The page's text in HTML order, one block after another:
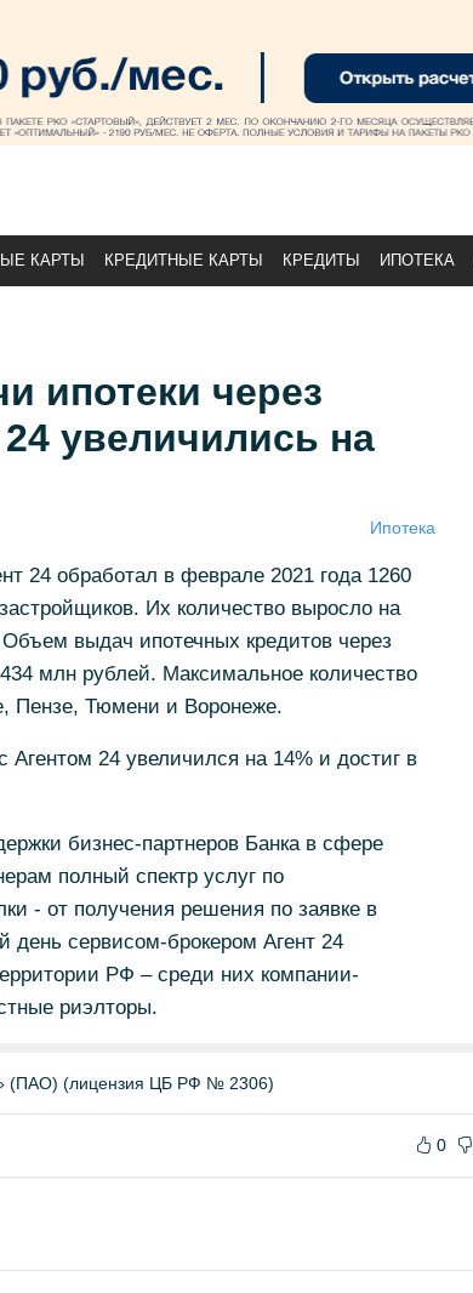
КАРТЫ КРЕДИТНЫЕ КАРТЫ КРЕДИТЫ ИПОТЕКА
ипотеки через
увеличились на
Ипотека
24 обработал в феврале 2021 года 1260
Их количество выросло на
выдач ипотечных кредитов через
млн рублей. Максимальное количество
Пензе, Тюмени и Воронеже.
24 увеличился на 14% и достиг в
бизнес-партнеров Банка в сфере
полный спектр услуг по
- от получения решения по заявке в
день сервисом-брокером Агент 24
РФ – среди них компании-
риэлторы.
(ПАО) (лицензия ЦБ РФ № 2306)
0